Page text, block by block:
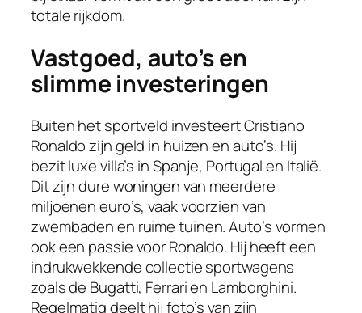
totale rijkdom.
Vastgoed, auto’s en
slimme investeringen
Buiten het sportveld investeert Cristiano
Ronaldo zijn geld in huizen en auto’s. Hij
bezit luxe villa’s in Spanje, Portugal en Italië.
Dit zijn dure woningen van meerdere
miljoenen euro’s, vaak voorzien van
zwembaden en ruime tuinen. Auto’s vormen
ook een passie voor Ronaldo. Hij heeft een
indrukwekkende collectie sportwagens
zoals de Bugatti, Ferrari en Lamborghini.
Regelmatig deelt hij foto’s van zijn